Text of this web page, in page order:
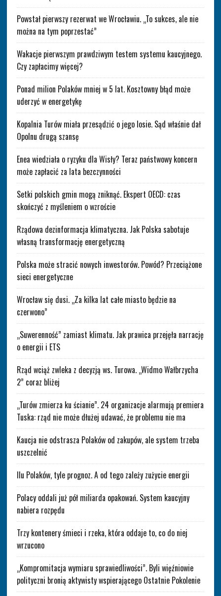
Powstał pierwszy rezerwat we Wrocławiu. „To sukces, ale nie
można na tym poprzestać”
Wakacje pierwszym prawdziwym testem systemu kaucyjnego.
Czy zapłacimy więcej?
Ponad milion Polaków mniej w 5 lat. Kosztowny błąd może
uderzyć w energetykę
Kopalnia Turów miała przesądzić o jego losie. Sąd właśnie dał
Opolnu drugą szansę
Enea wiedziała o ryzyku dla Wisły? Teraz państwowy koncern
może zapłacić za lata bezczynności
Setki polskich gmin mogą zniknąć. Ekspert OECD: czas
skończyć z myśleniem o wzroście
Rządowa dezinformacja klimatyczna. Jak Polska sabotuje
własną transformację energetyczną
Polska może stracić nowych inwestorów. Powód? Przeciążone
sieci energetyczne
Wrocław się dusi. „Za kilka lat całe miasto będzie na
czerwono”
„Suwerenność” zamiast klimatu. Jak prawica przejęła narrację
o energii i ETS
Rząd wciąż zwleka z decyzją ws. Turowa. „Widmo Wałbrzycha
2” coraz bliżej
„Turów zmierza ku ścianie”. 24 organizacje alarmują premiera
Tuska: rząd nie może dłużej udawać, że problemu nie ma
Kaucja nie odstrasza Polaków od zakupów, ale system trzeba
uszczelnić
Ilu Polaków, tyle prognoz. A od tego zależy zużycie energii
Polacy oddali już pół miliarda opakowań. System kaucyjny
nabiera rozpędu
Trzy kontenery śmieci i rzeka, która oddaje to, co do niej
wrzucono
„Kompromitacja wymiaru sprawiedliwości”. Byli więźniowie
polityczni bronią aktywisty wspierającego Ostatnie Pokolenie